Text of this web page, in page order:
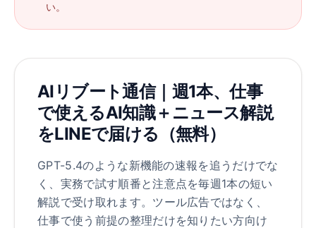
い。
AIリブート通信｜週1本、仕事
で使えるAI知識＋ニュース解説
をLINEで届ける（無料）
GPT-5.4のような新機能の速報を追うだけでな
く、実務で試す順番と注意点を毎週1本の短い
解説で受け取れます。ツール広告ではなく、
仕事で使う前提の整理だけを知りたい方向け